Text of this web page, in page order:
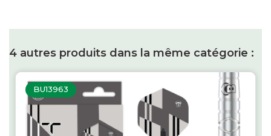
4 autres produits dans la même catégorie :
BU13963